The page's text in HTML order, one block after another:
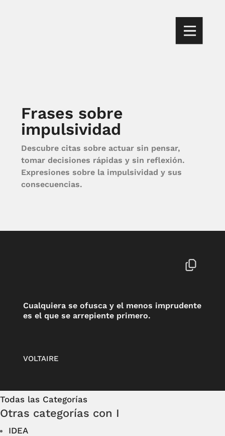
Frases sobre
impulsividad
Descubre citas sobre actuar sin pensar,
tomar decisiones rápidas y sin reflexión.
Expresiones sobre la impulsividad y sus
consecuencias.
Cualquiera se ofusca y el menos imprudente
es el que se arrepiente primero.
VOLTAIRE
Todas las Categorías
Otras categorías con I
IDEA